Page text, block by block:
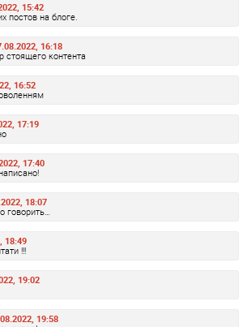
15:42
постов на блоге.
16:18
стоящего контента
16:52
17:19
17:40
18:07
говорить…
18:49
!!!
19:02
19:58